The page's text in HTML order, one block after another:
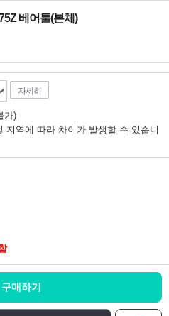
베어툴(본체)
자세히
가)
지역에 따라 차이가 발생할 수 있습니
매하기